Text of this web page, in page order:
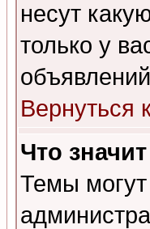
несут
только у
Вернуться
Что
Темы